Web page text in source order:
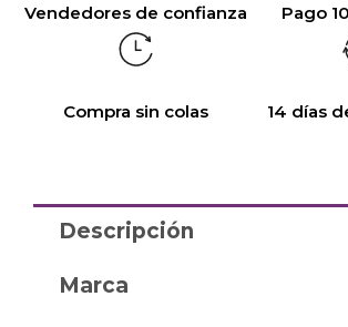
Vendedores de confianza Pago
Compra sin colas 14 días
Descripción
Marca